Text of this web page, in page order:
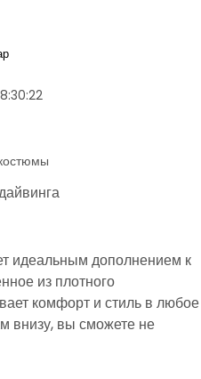
идеальным дополнением к
из плотного
комфорт и стиль в любое
внизу, вы сможете не
вариант для